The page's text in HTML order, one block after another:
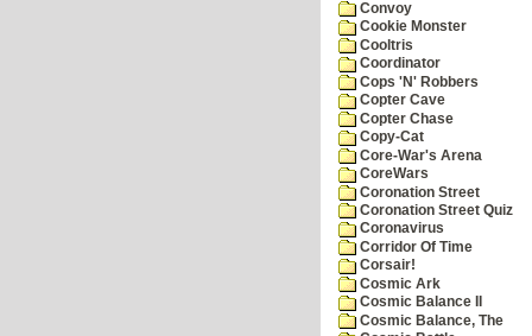
Convoy
Cookie Monster
Cooltris
Coordinator
Cops 'N' Robbers
Copter Cave
Copter Chase
Copy-Cat
Core-War's Arena
CoreWars
Coronation Street
Coronation Street Quiz
Coronavirus
Corridor Of Time
Corsair!
Cosmic Ark
Cosmic Balance II
Cosmic Balance, The